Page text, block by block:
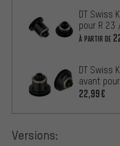
DT Swiss
pour R 23
/ 240s
À PARTIR DE
DT Swiss
avant
DB/EX/
22,99€
Versions: